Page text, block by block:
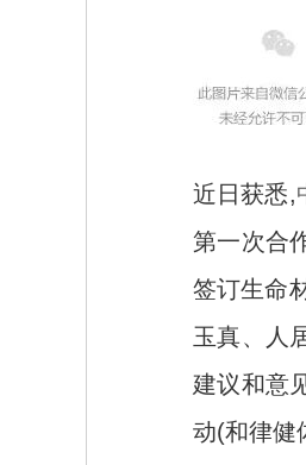
近日获悉,
第一次合
签订生命
玉真、人
建议和意
动(和律健